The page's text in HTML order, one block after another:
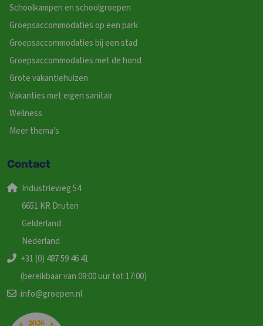
Schoolkampen en schoolgroepen
Groepsaccommodaties op een park
Groepsaccommodaties bij een stad
Groepsaccommodaties met de hond
Grote vakantiehuizen
Vakanties met eigen sanitair
Wellness
Meer thema’s
Contact
Industrieweg 54
6651 KR Druten
Gelderland
Nederland
+31 (0) 487 59 46 41
(bereikbaar van 09:00 uur tot 17:00)
info@groepen.nl